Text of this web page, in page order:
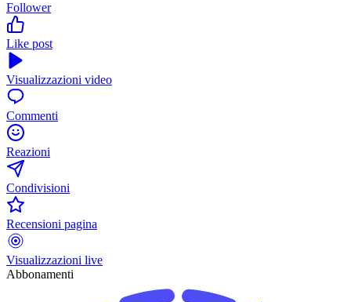
Follower
Like post
Visualizzazioni video
Commenti
Reazioni
Condivisioni
Recensioni pagina
Visualizzazioni live
Abbonamenti